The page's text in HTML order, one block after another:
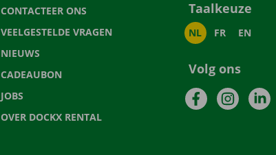
CONTACTEER ONS
VEELGESTELDE VRAGEN
NIEUWS
CADEAUBON
JOBS
OVER DOCKX RENTAL
Taalkeuze
NL FR EN
Volg ons
Facebook